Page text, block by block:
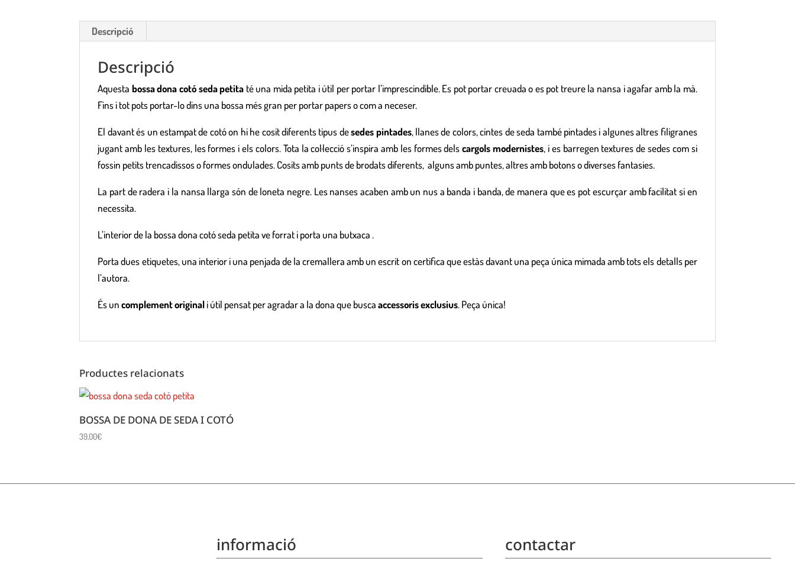
Descripció
Descripció
Aquesta bossa dona cotó seda petita té una mida petita i útil per portar l’imprescindible. Es pot portar creuada o es pot treure la nansa i agafar amb la mà.
Fins i tot pots portar-lo dins una bossa més gran per portar papers o com a neceser.
El davant és un estampat de cotó on hi he cosit diferents tipus desedes pintades, llanes de colors, cintes de seda també pintades i algunes altres filigranes
jugant amb les textures, les formes i els colors. Tota la col·lecció s’inspira amb les formes delscargols modernistes, i es barregen textures de sedes com si
fossin petits trencadissos o formes ondulades. Cosits amb punts de brodats diferents, alguns amb puntes, altres amb botons o diverses fantasies.
La part de radera i la nansa llarga són de loneta negre. Les nanses acaben amb un nus a banda i banda, de manera que es pot escurçar amb facilitat si en
necessita.
L’interior de la bossa dona cotó seda petita ve forrat i porta una butxaca .
Porta dues etiquetes, una interior i una penjada de la cremallera amb un escrit on certifica que estàs davant una peça única mimada amb tots els detalls per
l’autora.
És uncomplement originali útil pensat per agradar a la dona que buscaaccessoris exclusius. Peça única!
Productes relacionats
BOSSA DE DONA DE SEDA I COTÓ
39,00€
informació contactar